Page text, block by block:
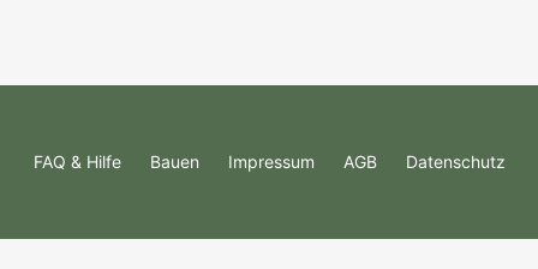
FAQ & Hilfe Bauen Impressum AGB Datenschutz